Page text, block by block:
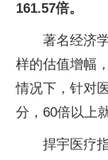
161.57倍。
著名经济
样的估值增幅
情况下，针对
分，60倍以上
捍宇医疗